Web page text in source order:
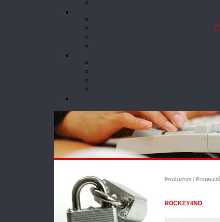
Productos /
ROCKEY4ND